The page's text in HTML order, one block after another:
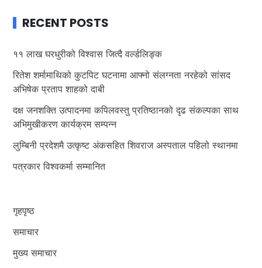
RECENT POSTS
११ लाख घरधुरीको विश्वास जित्दै वर्ल्डलिङ्क
रितेश शर्मामाथिको कुटपिट घटनामा आफ्नो संलग्नता नरहेको सांसद
अभिषेक प्रताप शाहको दाबी
दक्ष जनशक्ति उत्पादनमा कपिलवस्तु प्रतिष्ठानको दृढ संकल्पका साथ
अभिमुखीकरण कार्यक्रम सम्पन्न
लुम्बिनी प्रदेशमै उत्कृष्ट अंकसहित शिवराज अस्पताल पहिलो स्थानमा
पत्रकार विश्वकर्मा सम्मानित
गृहपृष्ठ
समाचार
मुख्य समाचार